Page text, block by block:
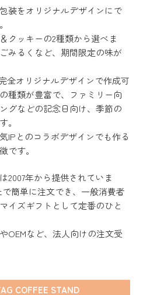
装をオリジナルデザインにで
クッキーの2種類から選べま
みるくなど、期間限定の味が
全オリジナルデザインで作成可
種類が豊富で、ファミリー向
グなどの記念日向け、季節の
。
IPとのコラボデザインでも作る
です。
2007年から提供されていま
簡単に注文でき、一般消費者
イズギフトとして定番のひと
OEMなど、法人向けの注文受
COFFEE STAND